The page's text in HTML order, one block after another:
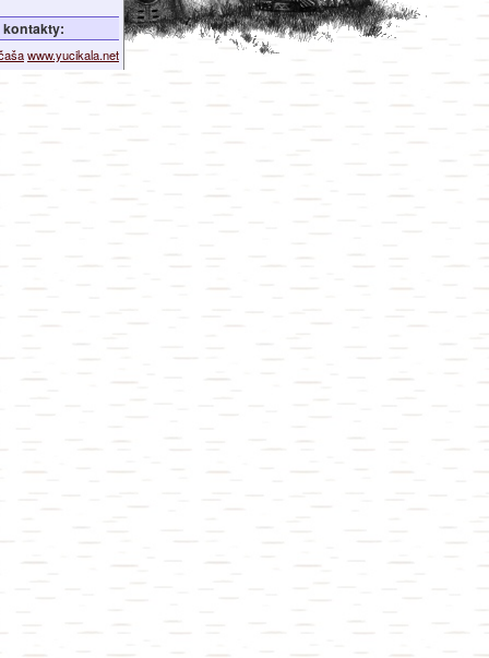
kontakty:
www.yucikala.net